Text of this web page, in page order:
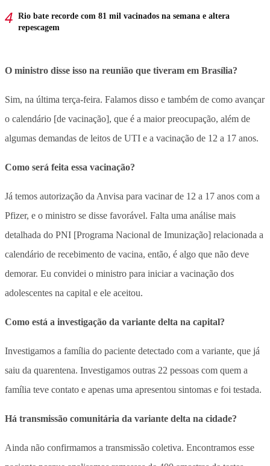
Rio bate recorde com 81 mil vacinados na semana e altera
repescagem
O ministro disse isso na reunião que tiveram em Brasília?
Sim, na última terça-feira. Falamos disso e também de como avançar
o calendário [de vacinação], que é a maior preocupação, além de
algumas demandas de leitos de UTI e a vacinação de 12 a 17 anos.
Como será feita essa vacinação?
Já temos autorização da Anvisa para vacinar de 12 a 17 anos com a
Pfizer, e o ministro se disse favorável. Falta uma análise mais
detalhada do PNI [Programa Nacional de Imunização] relacionada a
calendário de recebimento de vacina, então, é algo que não deve
demorar. Eu convidei o ministro para iniciar a vacinação dos
adolescentes na capital e ele aceitou.
Como está a investigação da variante delta na capital?
Investigamos a família do paciente detectado com a variante, que já
saiu da quarentena. Investigamos outras 22 pessoas com quem a
família teve contato e apenas uma apresentou sintomas e foi testada.
Há transmissão comunitária da variante delta na cidade?
Ainda não confirmamos a transmissão coletiva. Encontramos esse